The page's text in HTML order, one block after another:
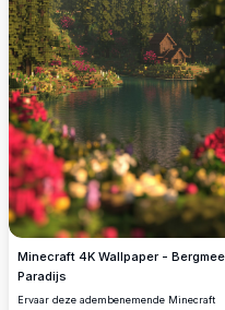
Minecraft 4K Wallpaper -
Paradijs
Ervaar deze adembenemende Minecraft